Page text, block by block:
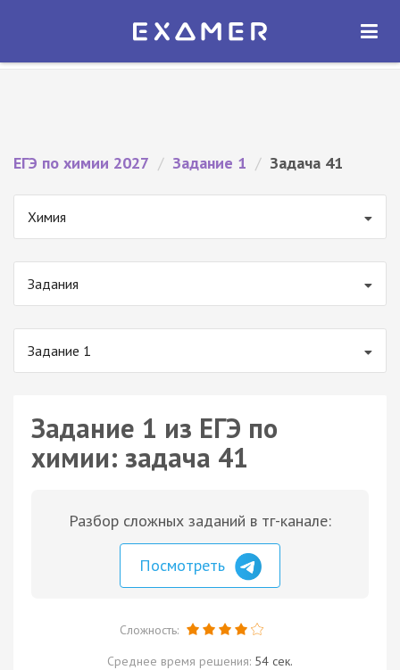
Экзамер — ЕГЭ 2027
ОТКРЫТЬ
ЕГЭ по химии 2027 / Задание 1 / Задача 41
Химия
Задания
Задание 1
Задание 1 из ЕГЭ по
химии: задача 41
Разбор сложных заданий в тг-канале:
Посмотреть
Сложность:
Среднее время решения: 54 сек.